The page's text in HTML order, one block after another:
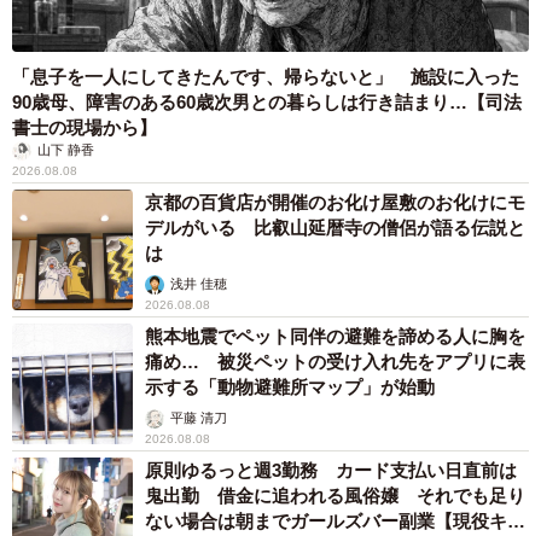
2026.08.08
「我慢できず」村上佳菜子、イケメン夫と全力
ハグ「可愛いふたり」「素敵なご夫婦」
て見せる姿に反響 これまで「見守る立場」だ
ったのに…「頭ポンポンが愛に満ちている」
「尊…」
2026.08.08
何かと人に舐められた黒髪時代 30代後半で金
髪デビューしたら…人生が激変！【漫画】
海川 まこと
2026.08.08
夫はマイファスHiro、義父母も義兄も超有名歌
手の28歳モデル兼俳優が第1子出産を報告「母
子ともに健康…日々、大切に過ごしたい」
まいどなトピック